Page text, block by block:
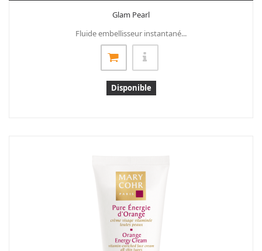
Glam Pearl
Fluide embellisseur instantané...
Disponible